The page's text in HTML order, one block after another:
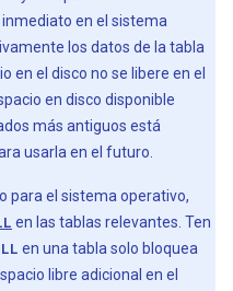
en el sistema
los datos de la tabla
en el disco no se libere en el
en disco disponible
más antiguos está
usarla en el futuro.
para el sistema operativo,
en las tablas relevantes. Ten
en una tabla solo bloquea
libre adicional en el